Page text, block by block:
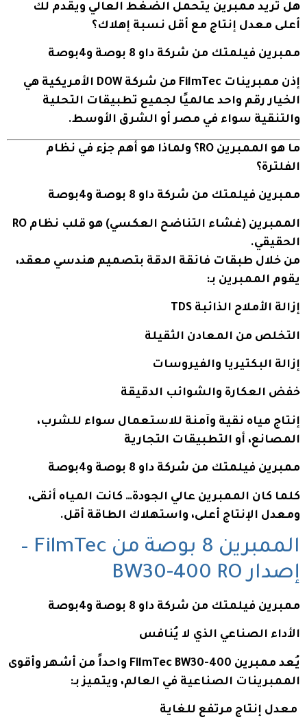
هل تريد ممبرين يتحمل الضغط العالي ويقدم لك
أعلى معدل إنتاج مع أقل نسبة إهلاك؟
ممبرين فيلمتك من شركة داو 8 بوصة و4بوصة
إذن ممبرينات FilmTec من شركة DOW الأمريكية هي
الخيار رقم واحد عالميًا لجميع تطبيقات التحلية
والتنقية سواء في مصر أو الشرق الأوسط.
ما هو الممبرين RO؟ ولماذا هو أهم جزء في نظام
الفلترة؟
ممبرين فيلمتك من شركة داو 8 بوصة و4بوصة
الممبرين (غشاء التناضح العكسي) هو قلب نظام RO
الحقيقي.
من خلال طبقات فائقة الدقة بتصميم هندسي معقد،
يقوم الممبرين بـ:
إزالة الأملاح الذائبة TDS
التخلص من المعادن الثقيلة
إزالة البكتيريا والفيروسات
خفض العكارة والشوائب الدقيقة
إنتاج مياه نقية وآمنة للاستعمال سواء للشرب،
المصانع، أو التطبيقات التجارية
ممبرين فيلمتك من شركة داو 8 بوصة و4بوصة
كلما كان الممبرين عالي الجودة… كانت المياه أنقى،
ومعدل الإنتاج أعلى، واستهلاك الطاقة أقل.
الممبرين 8 بوصة من FilmTec –
إصدار BW30-400 RO
ممبرين فيلمتك من شركة داو 8 بوصة و4بوصة
الأداء الصناعي الذي لا يُنافس
يُعد ممبرين FilmTec BW30-400 واحداً من أشهر وأقوى
الممبرينات الصناعية في العالم، ويتميز بـ:
معدل إنتاج مرتفع للغاية